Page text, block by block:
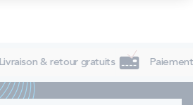
Livraison & retour gratuits